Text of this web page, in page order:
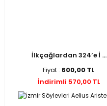
İlkçağlardan 324’e İ ...
Fiyat : 600,00 TL
İndirimli 570,00 TL